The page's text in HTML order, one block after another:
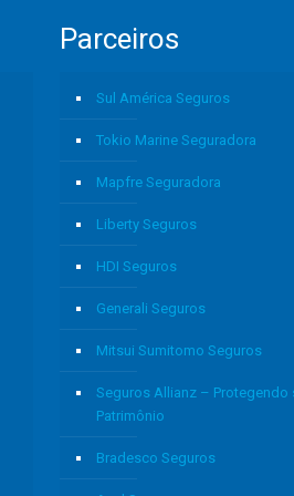
Parceiros
Sul América Seguros
Tokio Marine Seguradora
Mapfre Seguradora
Liberty Seguros
HDI Seguros
Generali Seguros
Mitsui Sumitomo Seguros
Seguros Allianz – Protegendo
Patrimônio
Bradesco Seguros